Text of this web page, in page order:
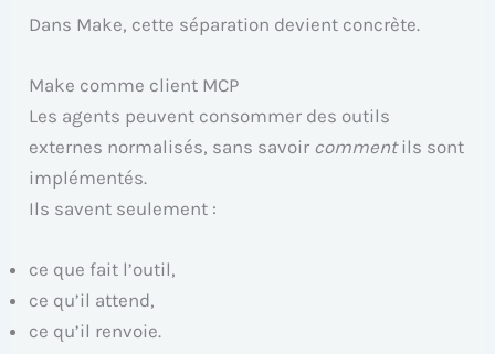
Dans Make, cette séparation devient concrète.
Make comme client MCP
Les agents peuvent consommer des outils
externes normalisés, sans savoir commentils sont
implémentés.
Ils savent seulement :
ce que fait l’outil,
ce qu’il attend,
ce qu’il renvoie.